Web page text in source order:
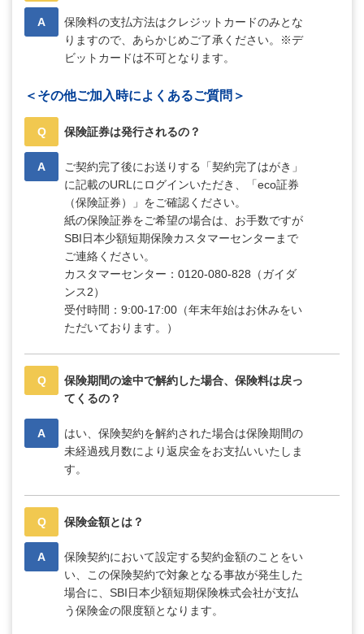
A
保険料の支払方法はクレジットカードのみとな
りますので、あらかじめご了承ください。※デ
ビットカードは不可となります。
＜その他ご加入時によくあるご質問＞
Q 保険証券は発行されるの？
A
ご契約完了後にお送りする「契約完了はがき」
に記載のURLにログインいただき、「eco証券
（保険証券）」をご確認ください。
紙の保険証券をご希望の場合は、お手数ですが
SBI日本少額短期保険カスタマーセンターまで
ご連絡ください。
カスタマーセンター：0120-080-828（ガイダ
ンス2）
受付時間：9:00-17:00（年末年始はお休みをい
ただいております。）
Q
保険期間の途中で解約した場合、保険料は戻っ
てくるの？
A
はい、保険契約を解約された場合は保険期間の
未経過残月数により返戻金をお支払いいたしま
す。
Q 保険金額とは？
A
保険契約において設定する契約金額のことをい
い、この保険契約で対象となる事故が発生した
場合に、SBI日本少額短期保険株式会社が支払
う保険金の限度額となります。